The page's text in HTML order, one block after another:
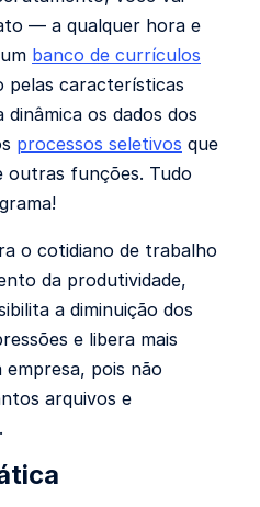
— a qualquer hora e
banco de currículos
pelas características
os dados dos
processos seletivos que
outras funções. Tudo
o cotidiano de trabalho
da produtividade,
a diminuição dos
e libera mais
pois não
arquivos e